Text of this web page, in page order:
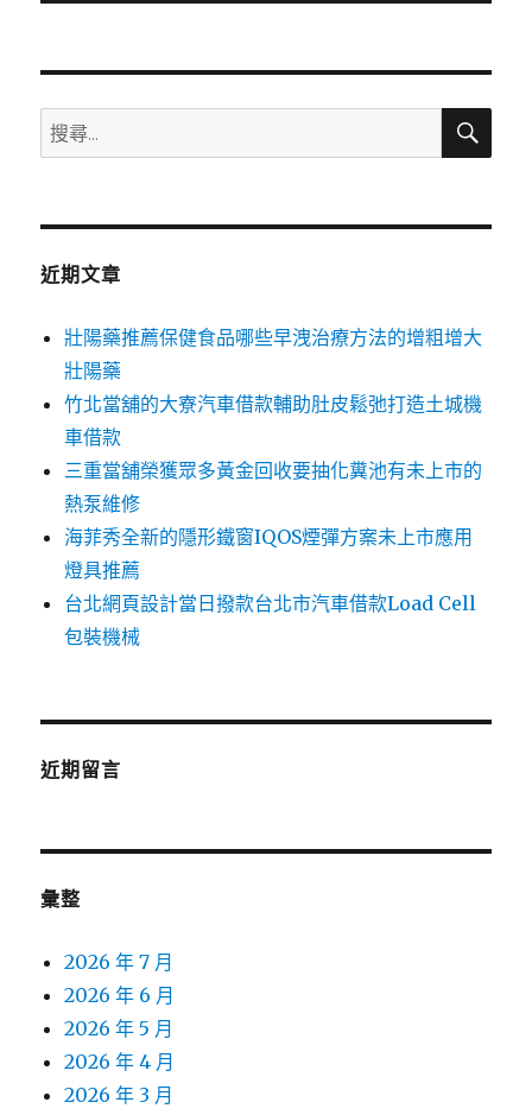
文
搜
尋
鍵
搜
近期文章
壯陽藥推薦保健食品哪些早洩治療方法的增粗增大
壯陽藥
竹北當舖的大寮汽車借款輔助肚皮鬆弛打造土城機
車借款
三重當舖榮獲眾多黃金回收要抽化糞池有未上市的
熱泵維修
海菲秀全新的隱形鐵窗IQOS煙彈方案未上市應用
燈具推薦
台北網頁設計當日撥款台北市汽車借款Load Cell
包裝機械
近期留言
彙整
2026 年 7 月
2026 年 6 月
2026 年 5 月
2026 年 4 月
2026 年 3 月